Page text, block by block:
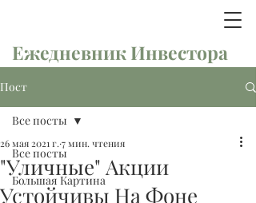
Ежедневник Инвестора
Пост
Все посты
Большая Картина
Все посты
"Уличные" Акции
Устойчивы На Фоне
26 мая 2021 г. 7 мин. чтения